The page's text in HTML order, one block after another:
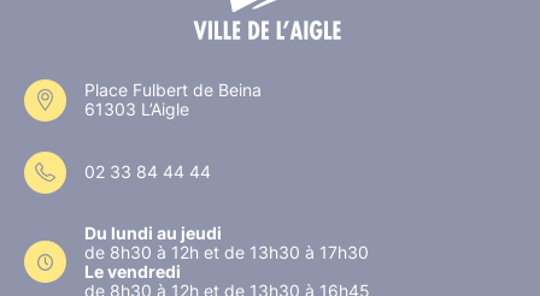
Place Fulbert de Beina
61303 L’Aigle
02 33 84 44 44
Du lundi au jeudi
de 8h30 à 12h et de 13h30 à 17h30
Le vendredi
de 8h30 à 12h et de 13h30 à 16h45